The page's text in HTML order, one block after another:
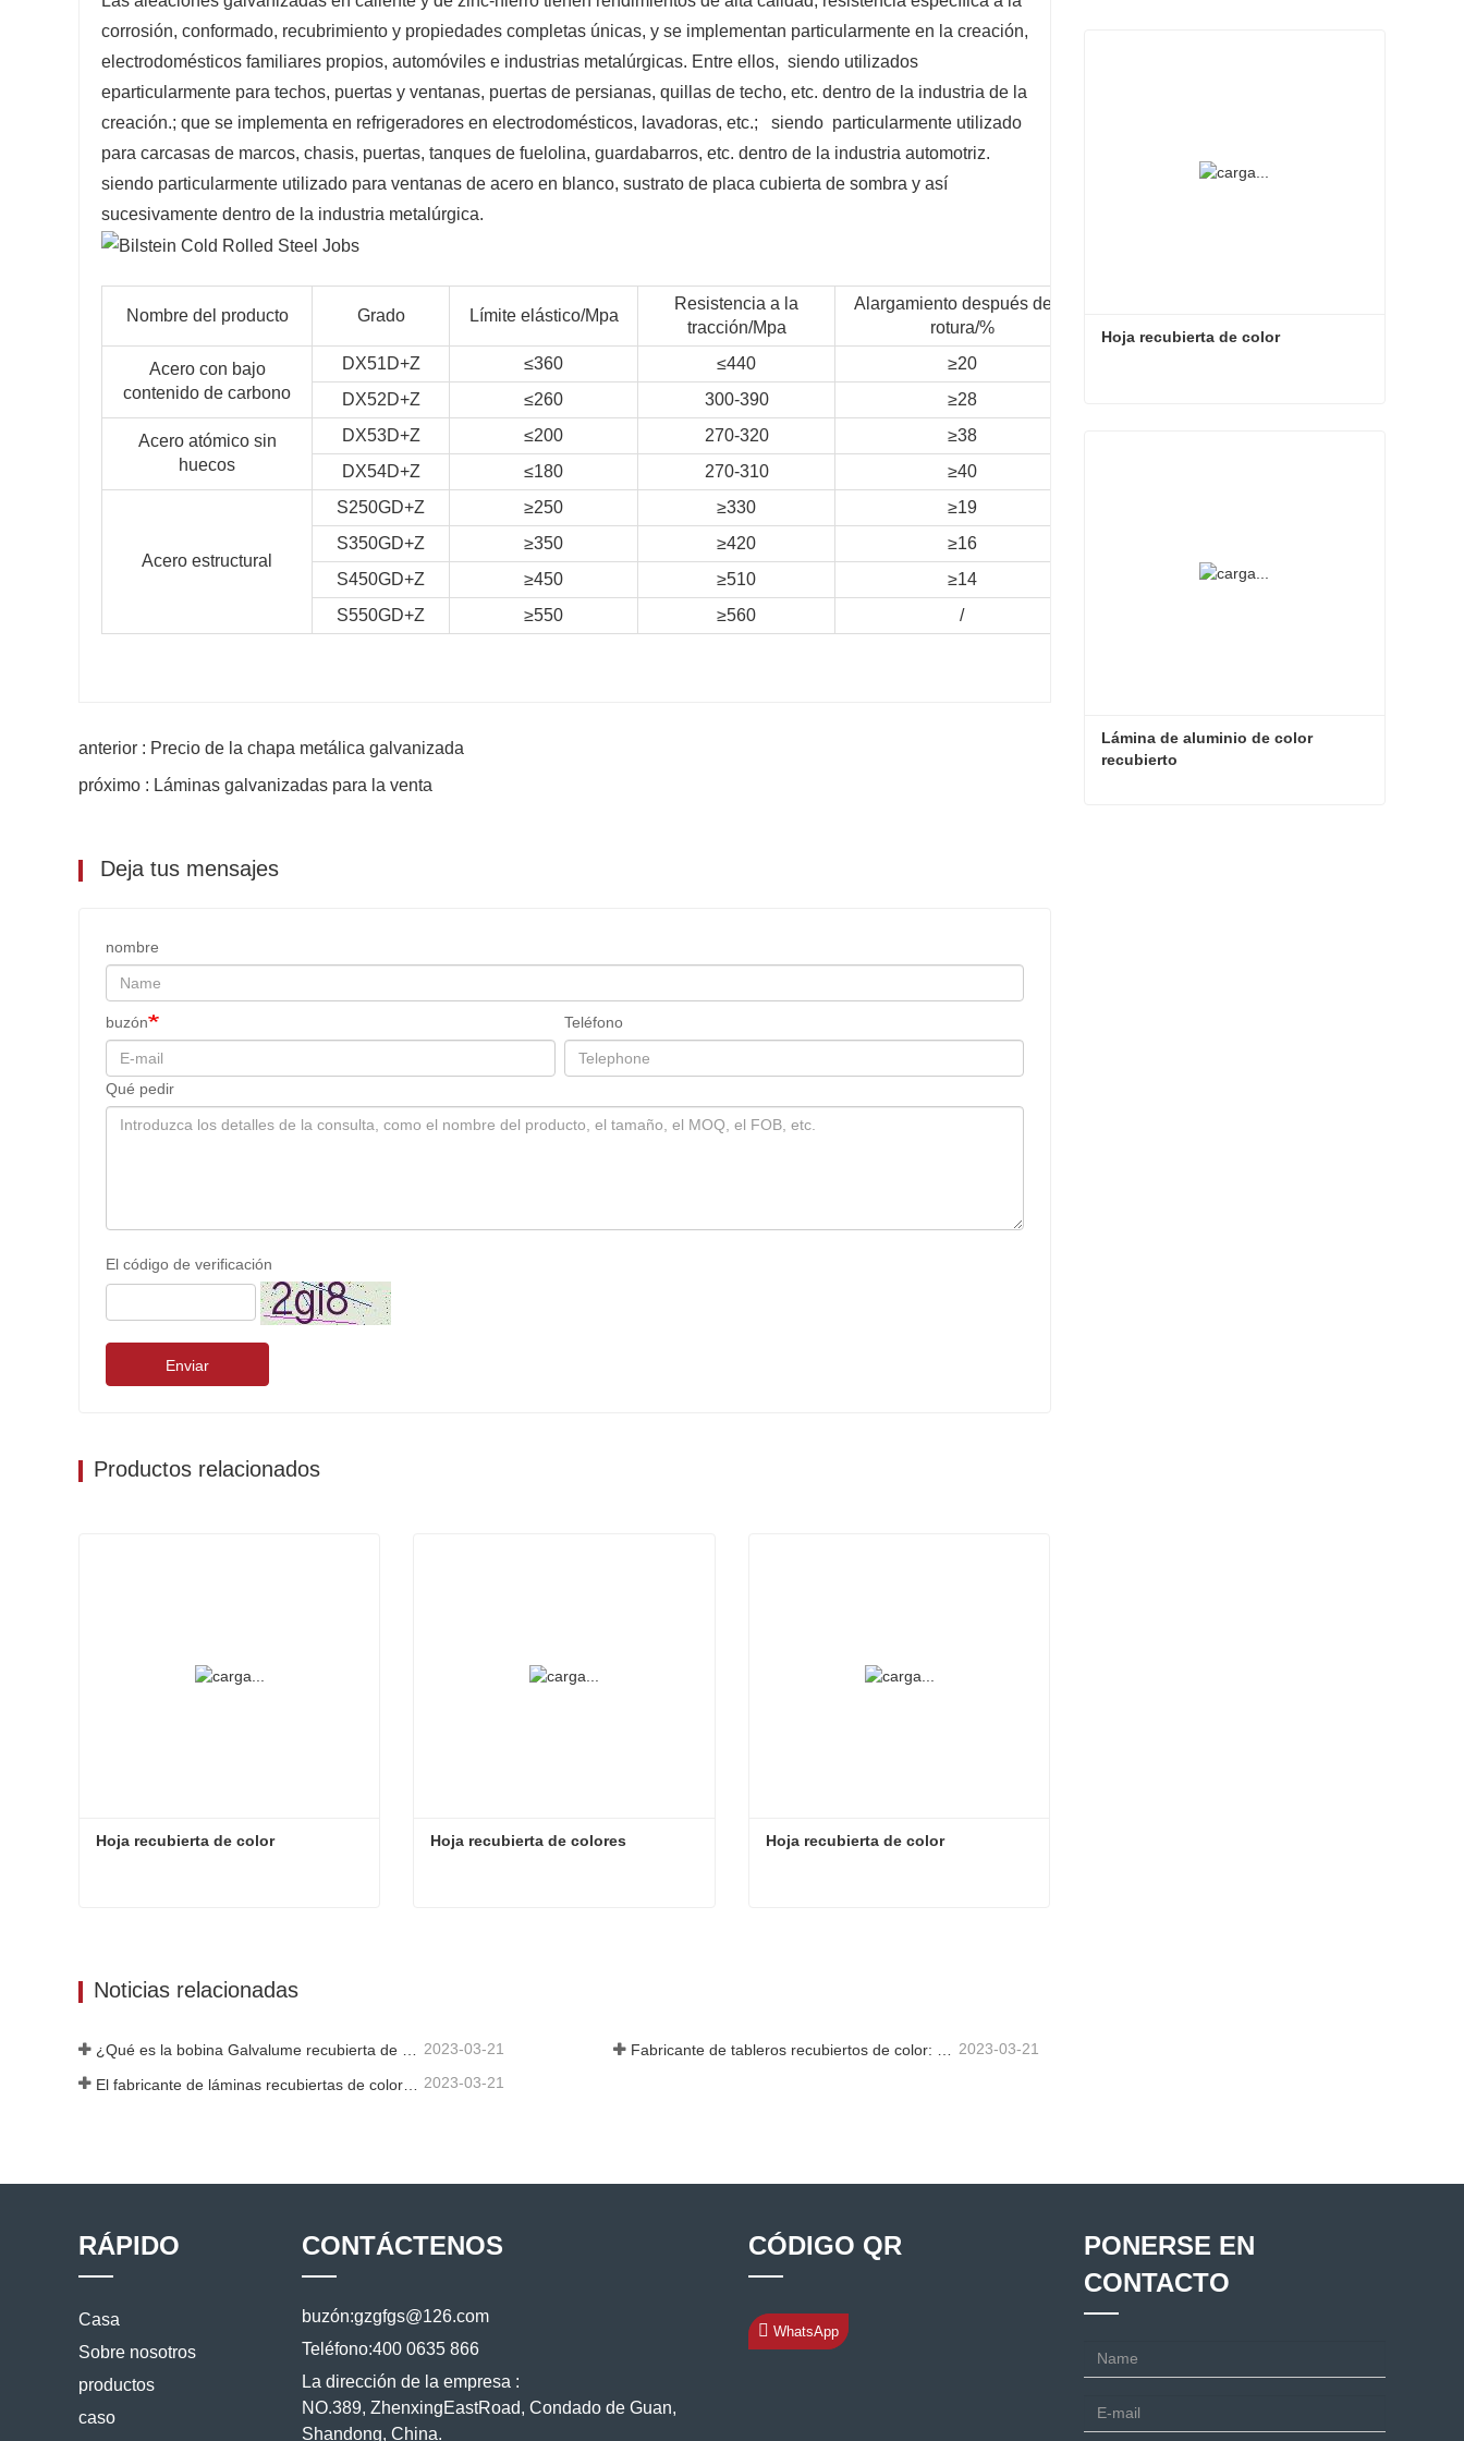
corrosión, conformado, recubrimiento y propiedades completas únicas, y se implementan particularmente en la creación,
electrodomésticos familiares propios, automóviles e industrias metalúrgicas. Entre ellos, siendo utilizados
eparticularmente para techos, puertas y ventanas, puertas de persianas, quillas de techo, etc. dentro de la industria de la
creación.; que se implementa en refrigeradores en electrodomésticos, lavadoras, etc.; siendo particularmente utilizado
para carcasas de marcos, chasis, puertas, tanques de fuelolina, guardabarros, etc. dentro de la industria automotriz.
siendo particularmente utilizado para ventanas de acero en blanco, sustrato de placa cubierta de sombra y así
sucesivamente dentro de la industria metalúrgica.
Nombre del producto Grado Límite elástico/Mpa
Resistencia a la
tracción/Mpa
Alargamiento después de la
rotura/%
Acero con bajo
contenido de carbono
DX51D+Z ≤360 ≤440
≥20
DX52D+Z
≤260 300-390 ≥28
Acero atómico sin
huecos
DX53D+Z ≤200 270-320
≥38
DX54D+Z
≤180 270-310 ≥40
Acero estructural
S250GD+Z ≥250 ≥330
≥19
S350GD+Z
≥350 ≥420
≥16
S450GD+Z
≥450 ≥510
≥14
S550GD+Z
≥550 ≥560 /
anterior : Precio de la chapa metálica galvanizada
próximo : Láminas galvanizadas para la venta
Deja tus mensajes
nombre
buzón Teléfono
Qué pedir
El código de verificación
Enviar
Productos relacionados
Hoja recubierta de color Hoja recubierta de colores Hoja recubierta de color
Noticias relacionadas
¿Qué es la bobina Galvalume recubierta de color? 2023-03-21 Fabricante de tableros recubiertos de color: Tablero recubierto de color Snowflake para adornos correctamente sacado de la línea de fabricación 2023-03-21
2023-03-21
Hoja recubierta de color
Lámina de aluminio de color
recubierto
RÁPIDO
Casa
Sobre nosotros
productos
caso
CONTÁCTENOS
buzón:gzgfgs@126.com
Teléfono:400 0635 866
La dirección de la empresa :
NO.389, ZhenxingEastRoad, Condado de Guan,
Shandong, China.
CÓDIGO QR
WhatsApp
PONERSE EN
CONTACTO